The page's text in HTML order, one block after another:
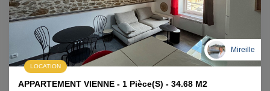
Mireille
LOCATION
APPARTEMENT VIENNE - 1 Pièce(s) - 34.68 M2